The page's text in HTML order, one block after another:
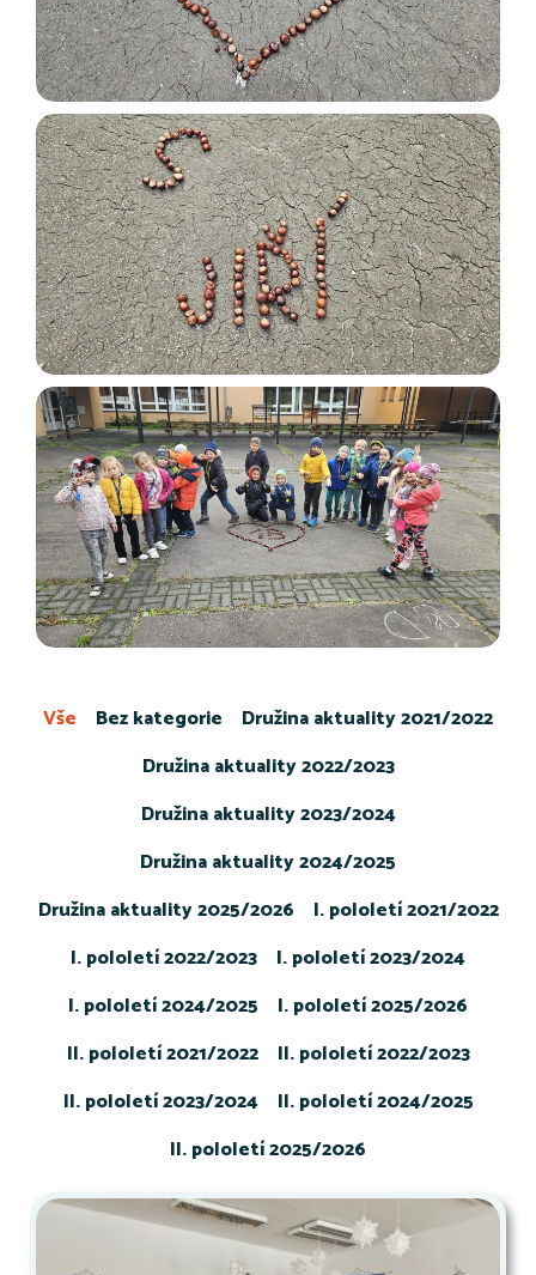
Bez kategorie
Družina aktuality 2021/2022
Družina aktuality 2022/2023
Družina aktuality 2023/2024
Družina aktuality 2024/2025
Družina aktuality 2025/2026
I. pololetí 2021/2022
I. pololetí 2022/2023
I. pololetí 2023/2024
I. pololetí 2024/2025
I. pololetí 2025/2026
II. pololetí 2021/2022
II. pololetí 2022/2023
II. pololetí 2023/2024
II. pololetí 2024/2025
II. pololetí 2025/2026
Vše